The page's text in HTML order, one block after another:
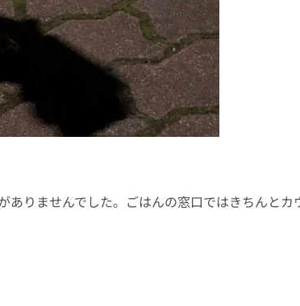
りませんでした。ごはんの窓⼝ではきちんとカ